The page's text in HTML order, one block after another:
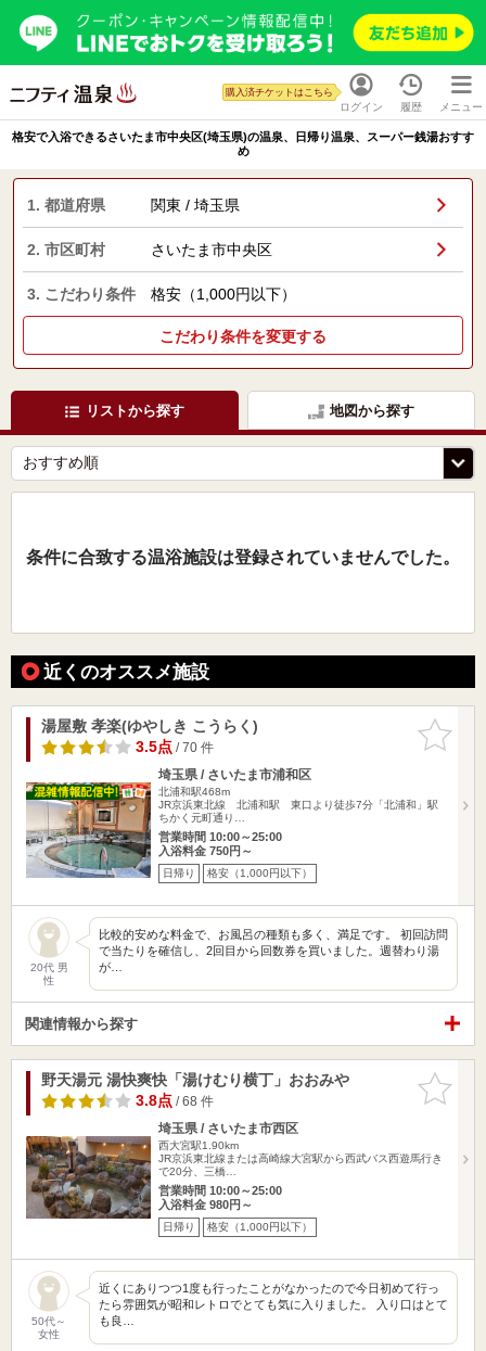
ログイン
購入済チケットはこちら
履歴 メニュー
格安で入浴できるさいたま市中央区(埼玉県)の温泉、日帰り温泉、スーパー銭湯おすす
め
1. 都道府県 関東 / 埼玉県
2. 市区町村 さいたま市中央区
3. こだわり条件 格安（1,000円以下）
こだわり条件を変更する
リストから探す 地図から探す
条件に合致する温浴施設は登録されていませんでした。
近くのオススメ施設
お気に入
りに追加
湯屋敷 孝楽(ゆやしき こうらく)
3.5点/ 70 件
埼玉県 / さいたま市浦和区
北浦和駅468m
JR京浜東北線 北浦和駅 東口より徒歩7分「北浦和」駅
ちかく元町通り…
営業時間 10:00～25:00
入浴料金 750円～
日帰り 格安（1,000円以下）
20代 男
性
比較的安めな料金で、お風呂の種類も多く、満足です。 初回訪問
で当たりを確信し、2回目から回数券を買いました。週替わり湯
が…
関連情報から探す
お気に入
りに追加
野天湯元 湯快爽快「湯けむり横丁」おおみや
3.8点/ 68 件
埼玉県 / さいたま市西区
西大宮駅1.90km
JR京浜東北線または高崎線大宮駅から西武バス西遊馬行き
で20分、三橋…
営業時間 10:00～25:00
入浴料金 980円～
日帰り 格安（1,000円以下）
50代～
女性
近くにありつつ1度も行ったことがなかったので今日初めて行っ
たら雰囲気が昭和レトロでとても気に入りました。 入り口はとて
も良…